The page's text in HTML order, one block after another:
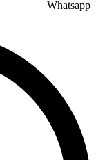
Whatsapp